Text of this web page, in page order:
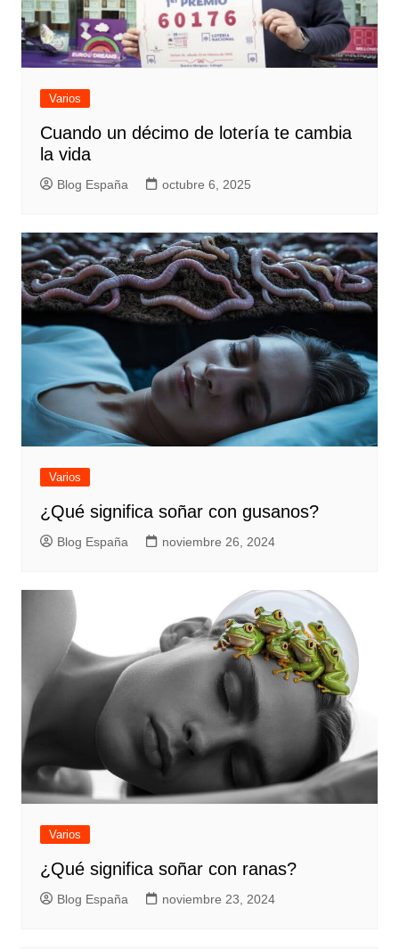
Varios
Cuando un décimo de lotería te cambia
la vida
Blog España octubre 6, 2025
Varios
¿Qué significa soñar con gusanos?
Blog España noviembre 26, 2024
Varios
¿Qué significa soñar con ranas?
Blog España noviembre 23, 2024